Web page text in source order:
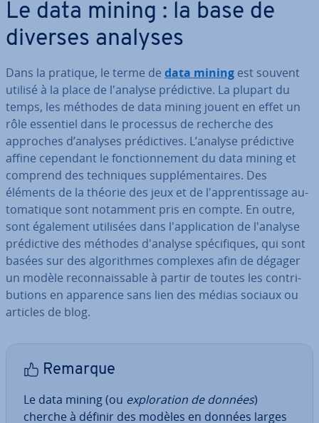
Le data mining : la base de
diverses analyses
Dans la pratique, le terme de data mining est souvent
utilisé à la place de l'analyse pré­dic­tive. La plupart du
temps, les méthodes de data mining jouent en effet un
rôle essentiel dans le processus de recherche des
approches d’analyses pré­dic­tives. L’analyse pré­dic­tive
affine cependant le fonc­tion­ne­ment du data mining et
comprend des tech­niques sup­plé­men­taires. Des
éléments de la théorie des jeux et de l'ap­pren­tis­sage au­
to­ma­tique sont notamment pris en compte. En outre,
sont également utilisées dans l'ap­pli­ca­tion de l'analyse
pré­dic­tive des méthodes d'analyse spé­ci­fiques, qui sont
basées sur des al­go­rithmes complexes afin de dégager
un modèle re­con­nais­sable à partir de toutes les con­tri­
bu­tions en apparence sans lien des médias sociaux ou
articles de blog.
Remarque
Le data mining (ou ex­plo­ra­tion de données)
cherche à définir des modèles en données larges